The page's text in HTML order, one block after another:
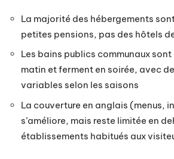
La majorité des hébergements
petites pensions, pas des hôtels
Les bains publics communaux
matin et ferment en soirée, avec
variables selon les saisons
La couverture en anglais (menus,
s’améliore, mais reste limitée en
établissements habitués aux